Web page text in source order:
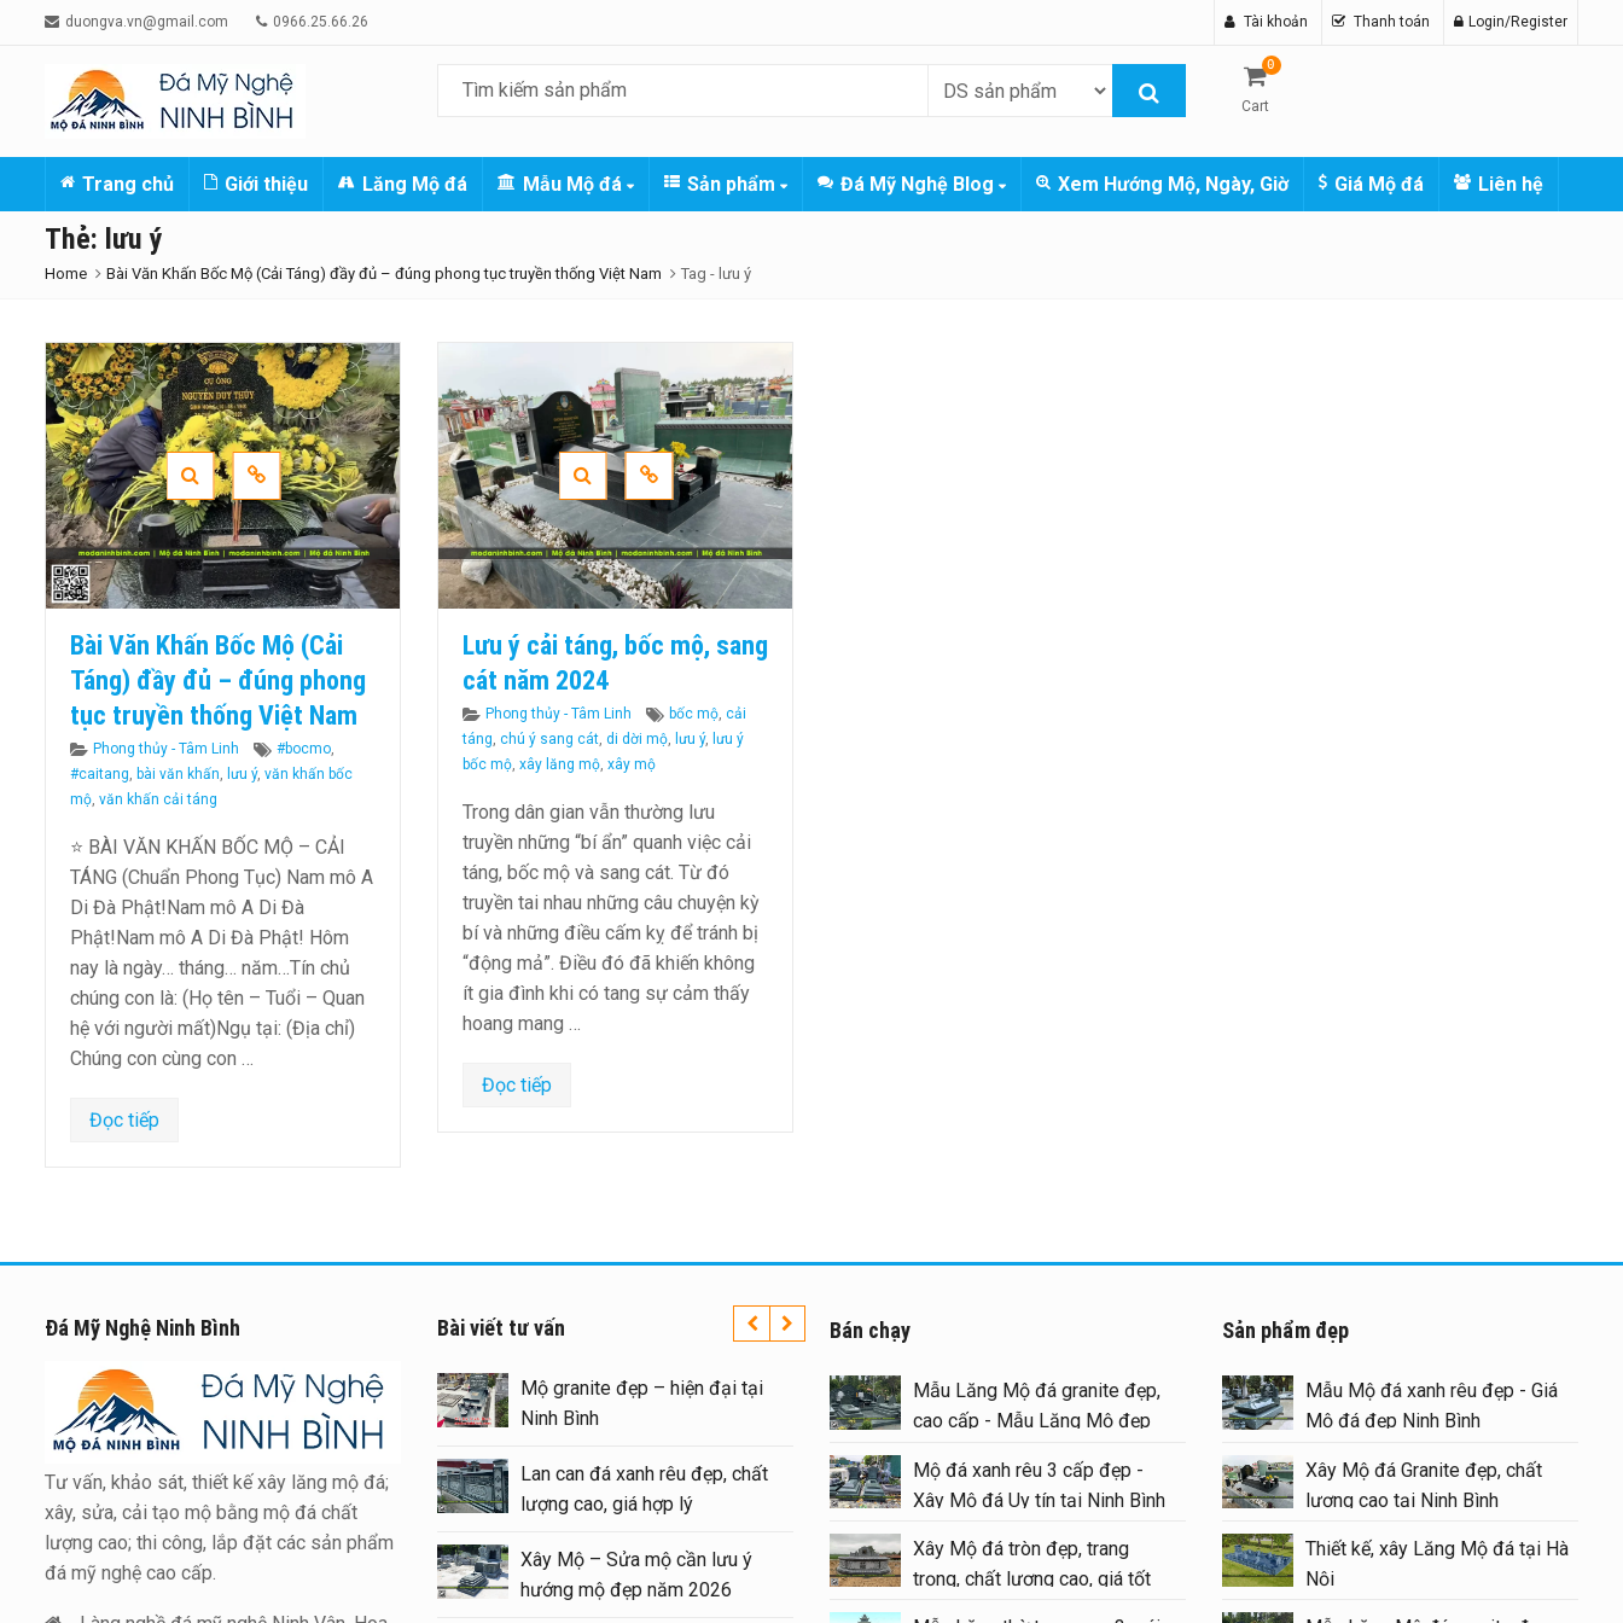
duongva.vn@gmail.com 0966.25.66.26 Tài khoản Thanh toán Login/Register
0
Cart
Trang chủ Giới thiệu Lăng Mộ đá Mẫu Mộ đá Sản phẩm Đá Mỹ Nghệ Blog Xem Hướng Mộ, Ngày, Giờ Giá Mộ đá Liên hệ
Thẻ: lưu ý
Home Bài Văn Khấn Bốc Mộ (Cải Táng) đầy đủ – đúng phong tục truyền thống Việt Nam Tag - lưu ý
Bài Văn Khấn Bốc Mộ (Cải
Táng) đầy đủ – đúng phong
tục truyền thống Việt Nam
Categories
Phong thủy - Tâm Linh Tags
#bocmo,
#caitang, bài văn khấn, lưu ý, văn khấn bốc
mộ, văn khấn cải táng
⭐ BÀI VĂN KHẤN BỐC MỘ – CẢI
TÁNG (Chuẩn Phong Tục) Nam mô A
Di Đà Phật!Nam mô A Di Đà
Phật!Nam mô A Di Đà Phật! Hôm
nay là ngày… tháng… năm…Tín chủ
chúng con là: (Họ tên – Tuổi – Quan
hệ với người mất)Ngụ tại: (Địa chỉ)
Chúng con cùng con …
Đọc tiếp
Lưu ý cải táng, bốc mộ, sang
cát năm 2024
Categories
Phong thủy - Tâm Linh Tags
bốc mộ, cải
táng, chú ý sang cát, di dời mộ, lưu ý, lưu ý
bốc mộ, xây lăng mộ, xây mộ
Trong dân gian vẫn thường lưu
truyền những “bí ẩn” quanh việc cải
táng, bốc mộ và sang cát. Từ đó
truyền tai nhau những câu chuyện kỳ
bí và những điều cấm kỵ để tránh bị
“động mả”. Điều đó đã khiến không
ít gia đình khi có tang sự cảm thấy
hoang mang …
Đọc tiếp
Đá Mỹ Nghệ Ninh Bình
Tư vấn, khảo sát, thiết kế xây lăng mộ đá;
xây, sửa, cải tạo mộ bằng mộ đá chất
lượng cao; thi công, lắp đặt các sản phẩm
đá mỹ nghệ cao cấp.
Bài viết tư vấn
Xây Lăng Mộ đá uy tín trên
toàn quốc – Đá Mỹ Nghệ Ninh
Bình
Báo giá xây Mộ đá đôi 1 mái
đẹp tại Ninh Bình cuối năm
2026
Mộ granite đẹp – hiện đại tại
Ninh Bình
Lan can đá xanh rêu đẹp, chất
lượng cao, giá hợp lý
Xây Mộ – Sửa mộ cần lưu ý
hướng mộ đẹp năm 2026
Bán chạy
Mẫu Lăng Mộ đá granite đẹp,
cao cấp - Mẫu Lăng Mộ đẹp
Mộ đá xanh rêu 3 cấp đẹp -
Xây Mộ đá Uy tín tại Ninh Bình
Xây Mộ đá tròn đẹp, trang
trọng, chất lượng cao, giá tốt
Sản phẩm đẹp
Mẫu Mộ đá xanh rêu đẹp - Giá
Mộ đá đẹp Ninh Bình
Xây Mộ đá Granite đẹp, chất
lượng cao tại Ninh Bình
Thiết kế, xây Lăng Mộ đá tại Hà
Nội